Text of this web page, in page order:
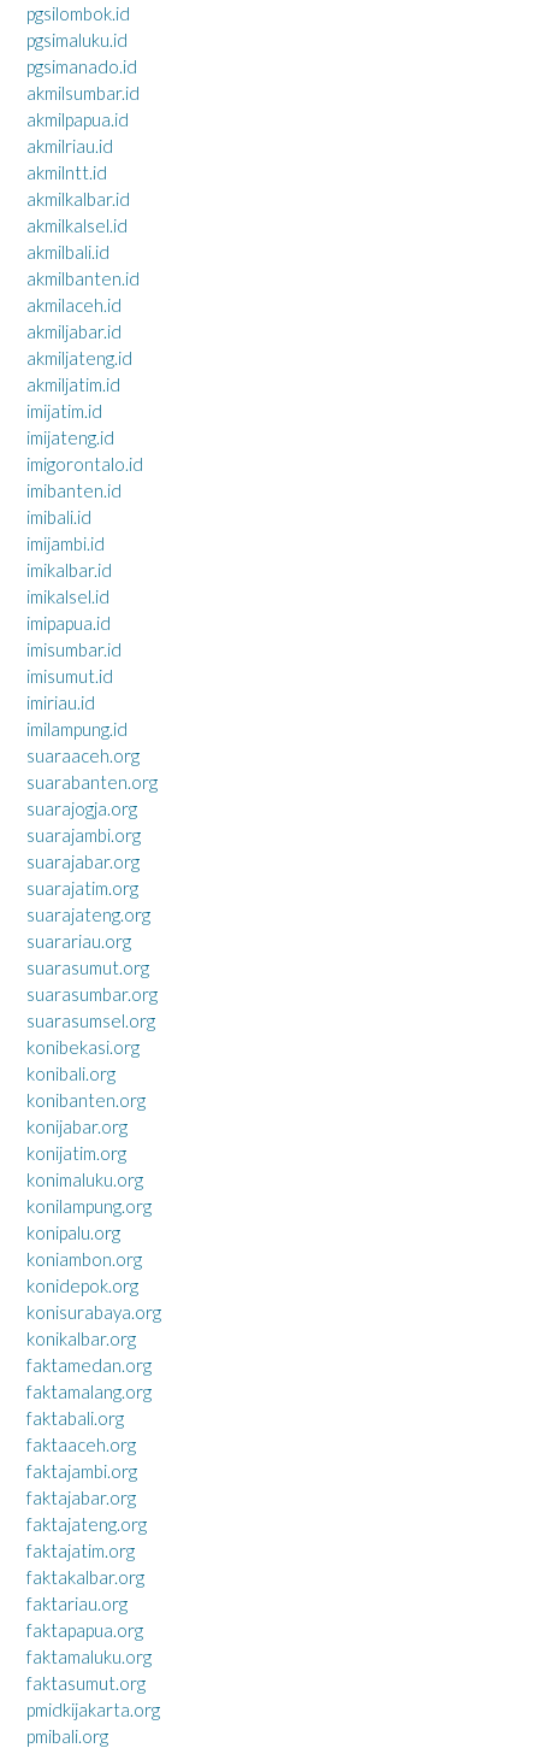
pgsilombok.id
pgsimaluku.id
pgsimanado.id
akmilsumbar.id
akmilpapua.id
akmilriau.id
akmilntt.id
akmilkalbar.id
akmilkalsel.id
akmilbali.id
akmilbanten.id
akmilaceh.id
akmiljabar.id
akmiljateng.id
akmiljatim.id
imijatim.id
imijateng.id
imigorontalo.id
imibanten.id
imibali.id
imijambi.id
imikalbar.id
imikalsel.id
imipapua.id
imisumbar.id
imisumut.id
imiriau.id
imilampung.id
suaraaceh.org
suarabanten.org
suarajogja.org
suarajambi.org
suarajabar.org
suarajatim.org
suarajateng.org
suarariau.org
suarasumut.org
suarasumbar.org
suarasumsel.org
konibekasi.org
konibali.org
konibanten.org
konijabar.org
konijatim.org
konimaluku.org
konilampung.org
konipalu.org
koniambon.org
konidepok.org
konisurabaya.org
konikalbar.org
faktamedan.org
faktamalang.org
faktabali.org
faktaaceh.org
faktajambi.org
faktajabar.org
faktajateng.org
faktajatim.org
faktakalbar.org
faktariau.org
faktapapua.org
faktamaluku.org
faktasumut.org
pmidkijakarta.org
pmibali.org